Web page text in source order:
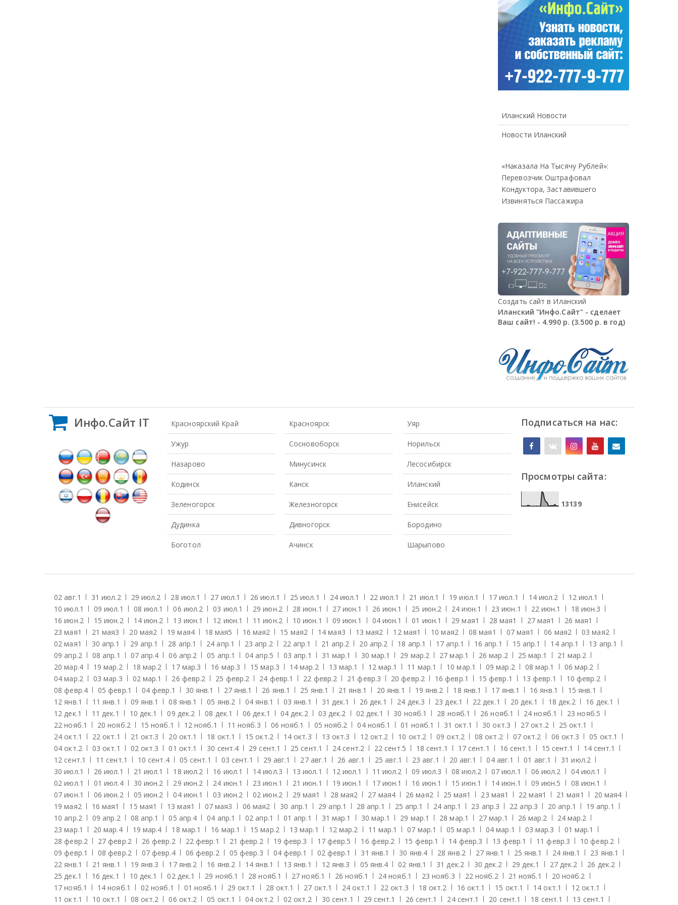
Иланский Новости
Новости Иланский
«Наказала На Тысячу Рублей»:
Перевозчик Оштрафовал
Кондуктора, Заставившего
Извиняться Пассажира
Создать сайт в Иланский
Иланский "Инфо.Сайт" - сделает
Ваш сайт! - 4.990 р. (3.500 р. в год)
Инфо.Сайт IT Красноярский Край
Ужур
Назарово
Кодинск
Зеленогорск
Дудинка
Боготол
Красноярск
Сосновоборск
Минусинск
Канск
Железногорск
Дивногорск
Ачинск
Уяр
Норильск
Лесосибирск
Иланский
Енисейск
Бородино
Шарыпово
Подписаться на нас:
Просмотры сайта:
13139
02 авг.1 31 июл.2 29 июл.2 28 июл.1 27 июл.1 26 июл.1 25 июл.1 24 июл.1 22 июл.1 21 июл.1 19 июл.1 17 июл.1 14 июл.2 12 июл.1
10 июл.1 09 июл.1 08 июл.1 06 июл.2 03 июл.1 29 июн.2 28 июн.1 27 июн.1 26 июн.1 25 июн.2 24 июн.1 23 июн.1 22 июн.1 18 июн.3
16 июн.2 15 июн.2 14 июн.2 13 июн.1 12 июн.1 11 июн.2 10 июн.1 09 июн.1 04 июн.1 01 июн.1 29 мая1 28 мая1 27 мая1 26 мая1
23 мая1 21 мая3 20 мая2 19 мая4 18 мая5 16 мая2 15 мая2 14 мая3 13 мая2 12 мая1 10 мая2 08 мая1 07 мая1 06 мая2 03 мая2
02 мая1 30 апр.1 29 апр.1 28 апр.1 24 апр.1 23 апр.2 22 апр.1 21 апр.2 20 апр.2 18 апр.1 17 апр.1 16 апр.1 15 апр.1 14 апр.1 13 апр.1
09 апр.2 08 апр.1 07 апр.4 06 апр.2 05 апр.1 04 апр.5 03 апр.1 31 мар.1 30 мар.1 29 мар.2 27 мар.1 26 мар.2 25 мар.1 21 мар.2
20 мар.4 19 мар.2 18 мар.2 17 мар.3 16 мар.3 15 мар.3 14 мар.2 13 мар.1 12 мар.1 11 мар.1 10 мар.1 09 мар.2 08 мар.1 06 мар.2
04 мар.2 03 мар.3 02 мар.1 26 февр.2 25 февр.2 24 февр.1 22 февр.2 21 февр.3 20 февр.2 16 февр.1 15 февр.1 13 февр.1 10 февр.2
08 февр.4 05 февр.1 04 февр.1 30 янв.1 27 янв.1 26 янв.1 25 янв.1 21 янв.1 20 янв.1 19 янв.2 18 янв.1 17 янв.1 16 янв.1 15 янв.1
12 янв.1 11 янв.1 09 янв.1 08 янв.1 05 янв.2 04 янв.1 03 янв.1 31 дек.1 26 дек.1 24 дек.3 23 дек.1 22 дек.1 20 дек.1 18 дек.2 16 дек.1
12 дек.1 11 дек.1 10 дек.1 09 дек.2 08 дек.1 06 дек.1 04 дек.2 03 дек.2 02 дек.1 30 нояб.1 28 нояб.1 26 нояб.1 24 нояб.1 23 нояб.5
22 нояб.1 20 нояб.2 15 нояб.1 12 нояб.1 11 нояб.3 06 нояб.1 05 нояб.2 04 нояб.1 01 нояб.1 31 окт.1 30 окт.3 27 окт.2 25 окт.1
24 окт.1 22 окт.1 21 окт.3 20 окт.1 18 окт.1 15 окт.2 14 окт.3 13 окт.3 12 окт.2 10 окт.2 09 окт.2 08 окт.2 07 окт.2 06 окт.3 05 окт.1
04 окт.2 03 окт.1 02 окт.3 01 окт.1 30 сент.4 29 сент.1 25 сент.1 24 сент.2 22 сент.5 18 сент.1 17 сент.1 16 сент.1 15 сент.1 14 сент.1
12 сент.1 11 сент.1 10 сент.4 05 сент.1 03 сент.1 29 авг.1 27 авг.1 26 авг.1 25 авг.1 23 авг.1 20 авг.1 04 авг.1 01 авг.1 31 июл.2
30 июл.1 26 июл.1 21 июл.1 18 июл.2 16 июл.1 14 июл.3 13 июл.1 12 июл.1 11 июл.2 09 июл.3 08 июл.2 07 июл.1 06 июл.2 04 июл.1
02 июл.1 01 июл.4 30 июн.2 29 июн.2 24 июн.1 23 июн.1 21 июн.1 19 июн.1 17 июн.1 16 июн.1 15 июн.1 14 июн.1 09 июн.5 08 июн.1
07 июн.1 06 июн.2 05 июн.2 04 июн.1 03 июн.2 02 июн.2 29 мая1 28 мая2 27 мая4 26 мая2 25 мая1 23 мая1 22 мая1 21 мая1 20 мая4
19 мая2 16 мая1 15 мая1 13 мая1 07 мая3 06 мая2 30 апр.1 29 апр.1 28 апр.1 25 апр.1 24 апр.1 23 апр.3 22 апр.3 20 апр.1 19 апр.1
10 апр.2 09 апр.2 08 апр.1 05 апр.4 04 апр.1 02 апр.1 01 апр.1 31 мар.1 30 мар.1 29 мар.1 28 мар.1 27 мар.1 26 мар.2 24 мар.2
23 мар.1 20 мар.4 19 мар.4 18 мар.1 16 мар.1 15 мар.2 13 мар.1 12 мар.2 11 мар.1 07 мар.1 05 мар.1 04 мар.1 03 мар.3 01 мар.1
28 февр.2 27 февр.2 26 февр.2 22 февр.1 21 февр.2 19 февр.3 17 февр.5 16 февр.2 15 февр.1 14 февр.3 13 февр.1 11 февр.3 10 февр.2
09 февр.1 08 февр.2 07 февр.4 06 февр.2 05 февр.3 04 февр.1 02 февр.1 31 янв.1 30 янв.4 28 янв.2 27 янв.1 25 янв.1 24 янв.1 23 янв.1
22 янв.1 21 янв.1 19 янв.3 17 янв.2 16 янв.2 14 янв.1 13 янв.1 12 янв.3 05 янв.4 02 янв.1 31 дек.2 30 дек.2 29 дек.1 27 дек.2 26 дек.2
25 дек.1 16 дек.1 10 дек.1 02 дек.1 29 нояб.1 28 нояб.1 27 нояб.1 26 нояб.1 24 нояб.1 23 нояб.3 22 нояб.2 21 нояб.1 20 нояб.2
17 нояб.1 14 нояб.1 02 нояб.1 01 нояб.1 29 окт.1 28 окт.1 27 окт.1 24 окт.1 22 окт.3 18 окт.2 16 окт.1 15 окт.1 14 окт.1 12 окт.1
11 окт.1 10 окт.1 08 окт.2 06 окт.2 05 окт.1 04 окт.2 02 окт.2 30 сент.1 29 сент.1 26 сент.1 24 сент.1 20 сент.1 18 сент.1 13 сент.1